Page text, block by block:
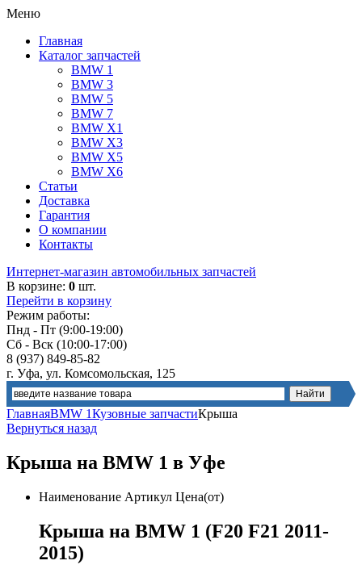
Меню
Главная
Каталог запчастей
BMW 1
BMW 3
BMW 5
BMW 7
BMW X1
BMW X3
BMW X5
BMW X6
Статьи
Доставка
Гарантия
О компании
Контакты
Интернет-магазин автомобильных запчастей
В корзине: 0 шт.
Перейти в корзину
Режим работы:
Пнд - Пт (9:00-19:00)
Сб - Вск (10:00-17:00)
8 (937) 849-85-82
г. Уфа, ул. Комсомольская, 125
ГлавнаяBMW 1Кузовные запчастиКрыша
Вернуться назад
Крыша на BMW 1 в Уфе
Наименование Артикул Цена(от)
Крыша на BMW 1 (F20 F21 2011-
2015)